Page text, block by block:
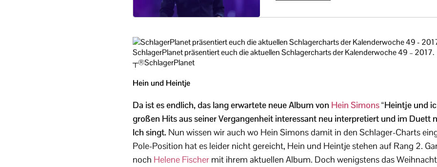
SchlagerPlanet präsentiert euch die aktuellen Schlagercharts der Kalenderwoche 49 – 2017.
┬®SchlagerPlanet
Hein und Heintje
Da ist es endlich, das lang erwartete neue Album von Hein Simons“Heintje und
großen Hits aus seiner Vergangenheit interessant neu interpretiert und im Duett
Ich singt. Nun wissen wir auch wo Hein Simons damit in den Schlager-Charts
Pole-Position hat es leider nicht gereicht, Hein und Heintje stehen auf Rang 2.
noch Helene Fischer mit ihrem aktuellen Album. Doch wenigstens das